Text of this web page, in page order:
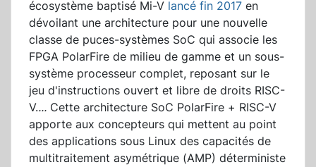
écosystème baptisé Mi-V lancé fin 2017 en
dévoilant une architecture pour une nouvelle
classe de puces-systèmes SoC qui associe les
FPGA PolarFire de milieu de gamme et un sous-
système processeur complet, reposant sur le
jeu d'instructions ouvert et libre de droits RISC-
V.... Cette architecture SoC PolarFire + RISC-V
apporte aux concepteurs qui mettent au point
des applications sous Linux des capacités de
multitraitement asymétrique (AMP) déterministe